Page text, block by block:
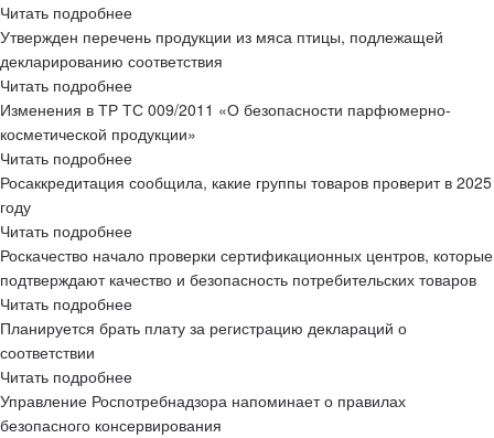
Читать подробнее
Утвержден перечень продукции из мяса птицы, подлежащей
декларированию соответствия
Читать подробнее
Изменения в ТР ТС 009/2011 «О безопасности парфюмерно-
косметической продукции»
Читать подробнее
Росаккредитация сообщила, какие группы товаров проверит в 2025
году
Читать подробнее
Роскачество начало проверки сертификационных центров, которые
подтверждают качество и безопасность потребительских товаров
Читать подробнее
Планируется брать плату за регистрацию деклараций о
соответствии
Читать подробнее
Управление Роспотребнадзора напоминает о правилах
безопасного консервирования